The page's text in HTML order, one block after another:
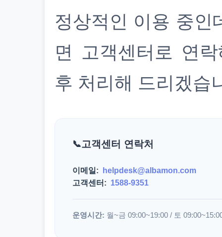
정상적인 이용 중인
면 고객센터로 연
후 처리해 드리겠습
고객센터 연락처
이메일:
helpdesk@albamon.com
고객센터: 1588-9351
운영시간: 월~금 09:00~19:00 / 토